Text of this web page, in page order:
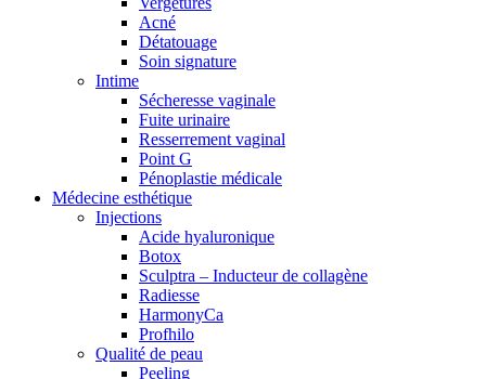
Acné
Détatouage
Soin signature
Intime
Sécheresse vaginale
Fuite urinaire
Resserrement vaginal
Point G
Pénoplastie médicale
Médecine esthétique
Injections
Acide hyaluronique
Botox
Sculptra – Inducteur de collagène
Radiesse
HarmonyCa
Profhilo
Qualité de peau
Peeling